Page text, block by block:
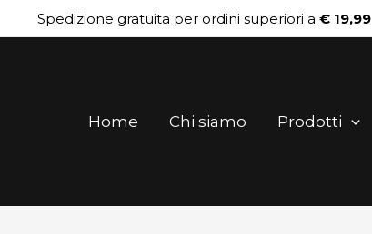
Spedizione gratuita per ordini superiori a € 19,99
Home Chi siamo Prodotti